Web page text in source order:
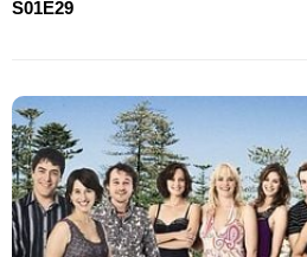
S01E29